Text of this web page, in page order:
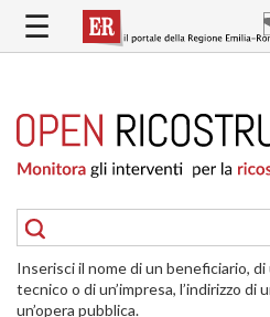
contenuto
RICOSTRUZIONE
PUBBLICA
DELLE
ABITAZIONI
RICOSTRUZIONE
ATTIVITÀ
☰
Inserisci il nome di un beneficiario,
tecnico o di un’impresa, l’indirizzo
un’opera pubblica.